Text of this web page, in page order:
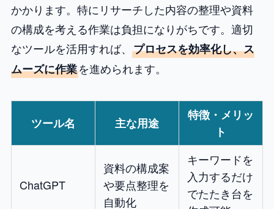
かかります。特にリサーチした内容の整理や資料
の構成を考える作業は負担になりがちです。適切
なツールを活用すれば、 プロセスを効率化し、ス
ムーズに作業を進められます。
ツール名 主な用途
特徴・メリッ
ト
ChatGPT
資料の構成案
や要点整理を
自動化
キーワードを
入力するだけ
でたたき台を